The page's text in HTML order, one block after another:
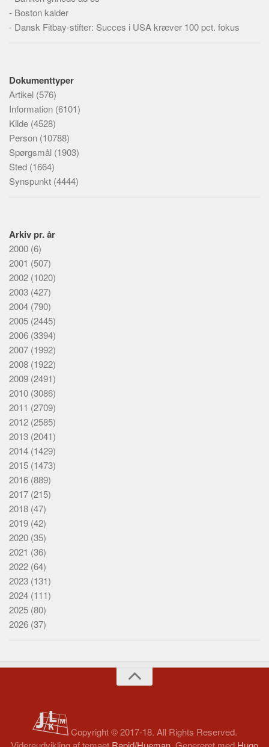
- Boston kalder
- Dansk Fitbay-stifter: Succes i USA kræver 100 pct. fokus
Dokumenttyper
Artikel (576)
Information (6101)
Kilde (4528)
Person (10788)
Spørgsmål (1903)
Sted (1664)
Synspunkt (4444)
Arkiv pr. år
2000 (6)
2001 (507)
2002 (1020)
2003 (427)
2004 (790)
2005 (2445)
2006 (3394)
2007 (1992)
2008 (1922)
2009 (2491)
2010 (3086)
2011 (2709)
2012 (2585)
2013 (2041)
2014 (1429)
2015 (1473)
2016 (889)
2017 (215)
2018 (47)
2019 (42)
2020 (35)
2021 (36)
2022 (64)
2023 (131)
2024 (111)
2025 (80)
2026 (37)
Copyright © 2017-18. All Rights Reserved.